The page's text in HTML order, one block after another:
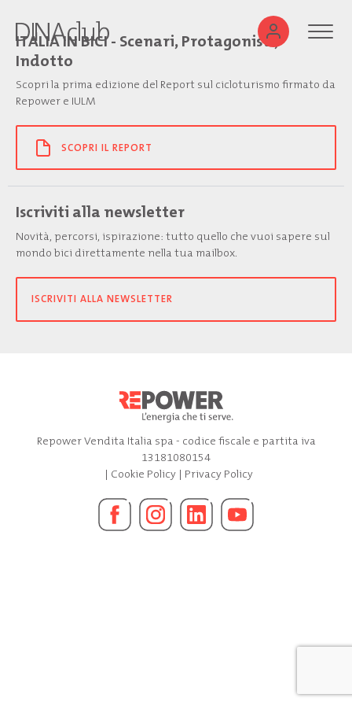
ITALIA IN BICI - Scenari, Protagonisti,
Indotto
Scopri la prima edizione del Report sul cicloturismo firmato da
Repower e IULM
SCOPRI IL REPORT
Iscriviti alla newsletter
Novità, percorsi, ispirazione: tutto quello che vuoi sapere sul
mondo bici direttamente nella tua mailbox.
ISCRIVITI ALLA NEWSLETTER
Repower Vendita Italia spa - codice fiscale e partita iva
13181080154
| Cookie Policy| Privacy Policy